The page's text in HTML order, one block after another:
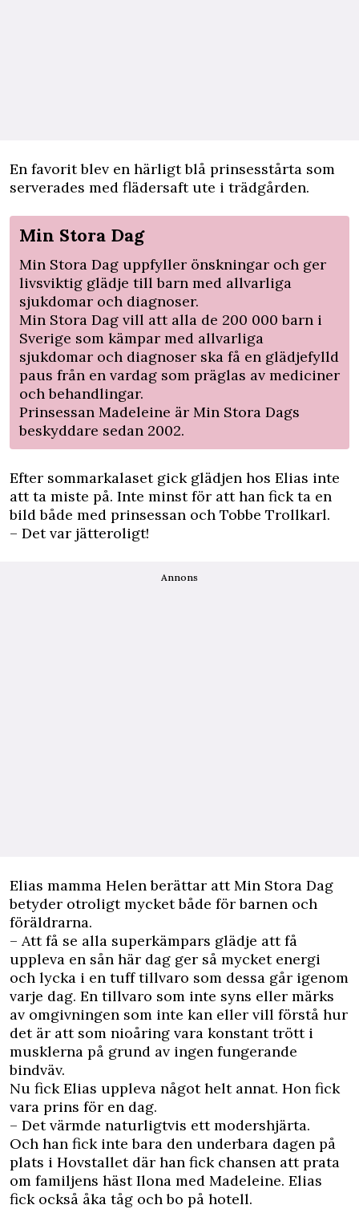
En favorit blev en härligt blå prinsesstårta som
serverades med flädersaft ute i trädgården.
Min Stora Dag
Min Stora Dag uppfyller önskningar och ger
livsviktig glädje till barn med allvarliga
sjukdomar och diagnoser.
Min Stora Dag vill att alla de 200 000 barn i
Sverige som kämpar med allvarliga
sjukdomar och diagnoser ska få en glädjefylld
paus från en vardag som präglas av mediciner
och behandlingar.
Prinsessan Madeleine är Min Stora Dags
beskyddare sedan 2002.
Efter sommarkalaset gick glädjen hos Elias inte
att ta miste på. Inte minst för att han fick ta en
bild både med prinsessan och Tobbe Trollkarl.
– Det var jätteroligt!
Annons
Elias mamma Helen berättar att Min Stora Dag
betyder otroligt mycket både för barnen och
föräldrarna.
– Att få se alla superkämpars glädje att få
uppleva en sån här dag ger så mycket energi
och lycka i en tuff tillvaro som dessa går igenom
varje dag. En tillvaro som inte syns eller märks
av omgivningen som inte kan eller vill förstå hur
det är att som nioåring vara konstant trött i
musklerna på grund av ingen fungerande
bindväv.
Nu fick Elias uppleva något helt annat. Hon fick
vara prins för en dag.
– Det värmde naturligtvis ett modershjärta.
Och han fick inte bara den underbara dagen på
plats i Hovstallet där han fick chansen att prata
om familjens häst Ilona med Madeleine. Elias
fick också åka tåg och bo på hotell.